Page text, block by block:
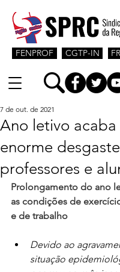
CGTP-IN
FENPROF
Ano letivo acaba
enorme
professores e
7 de out. de 2021
Prolongamento do ano
as condições de
e de trabalho
Devido ao
situação